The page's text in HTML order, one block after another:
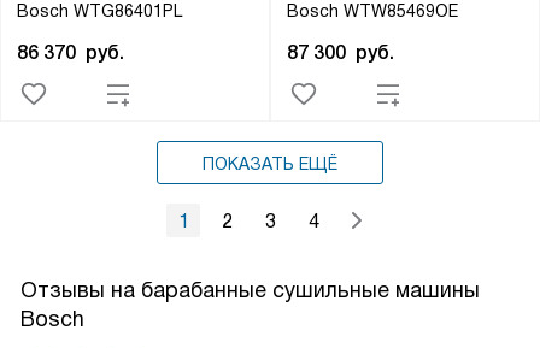
Bosch WTG86401PL
86 370 руб.
Bosch WTW85469OE
87 300 руб.
ПОКАЗАТЬ ЕЩЁ
1 2 3 4
Отзывы на барабанные сушильные машины
Bosch